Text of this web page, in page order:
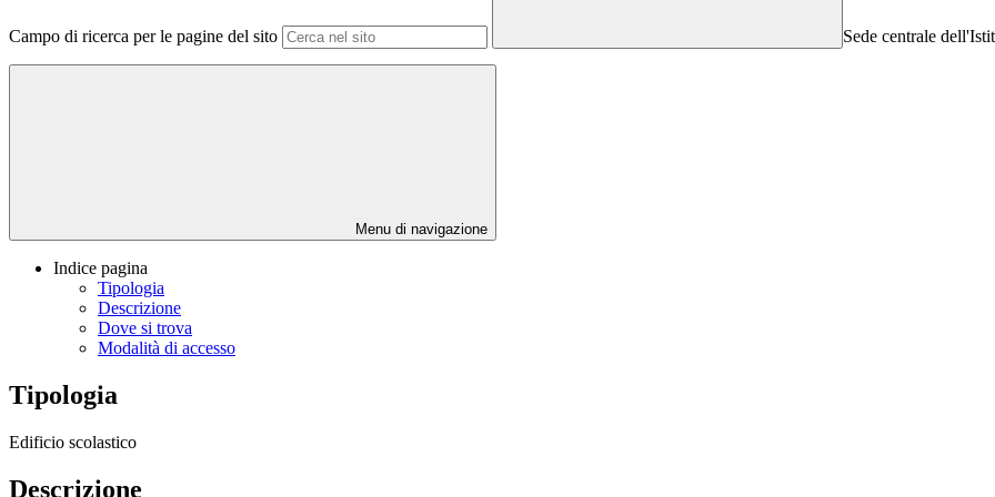
Campo di ricerca per le pagine del sito Sede centrale
Menu di navigazione
Indice pagina
Tipologia
Descrizione
Dove si trova
Modalità di accesso
Tipologia
Edificio scolastico
Descrizione